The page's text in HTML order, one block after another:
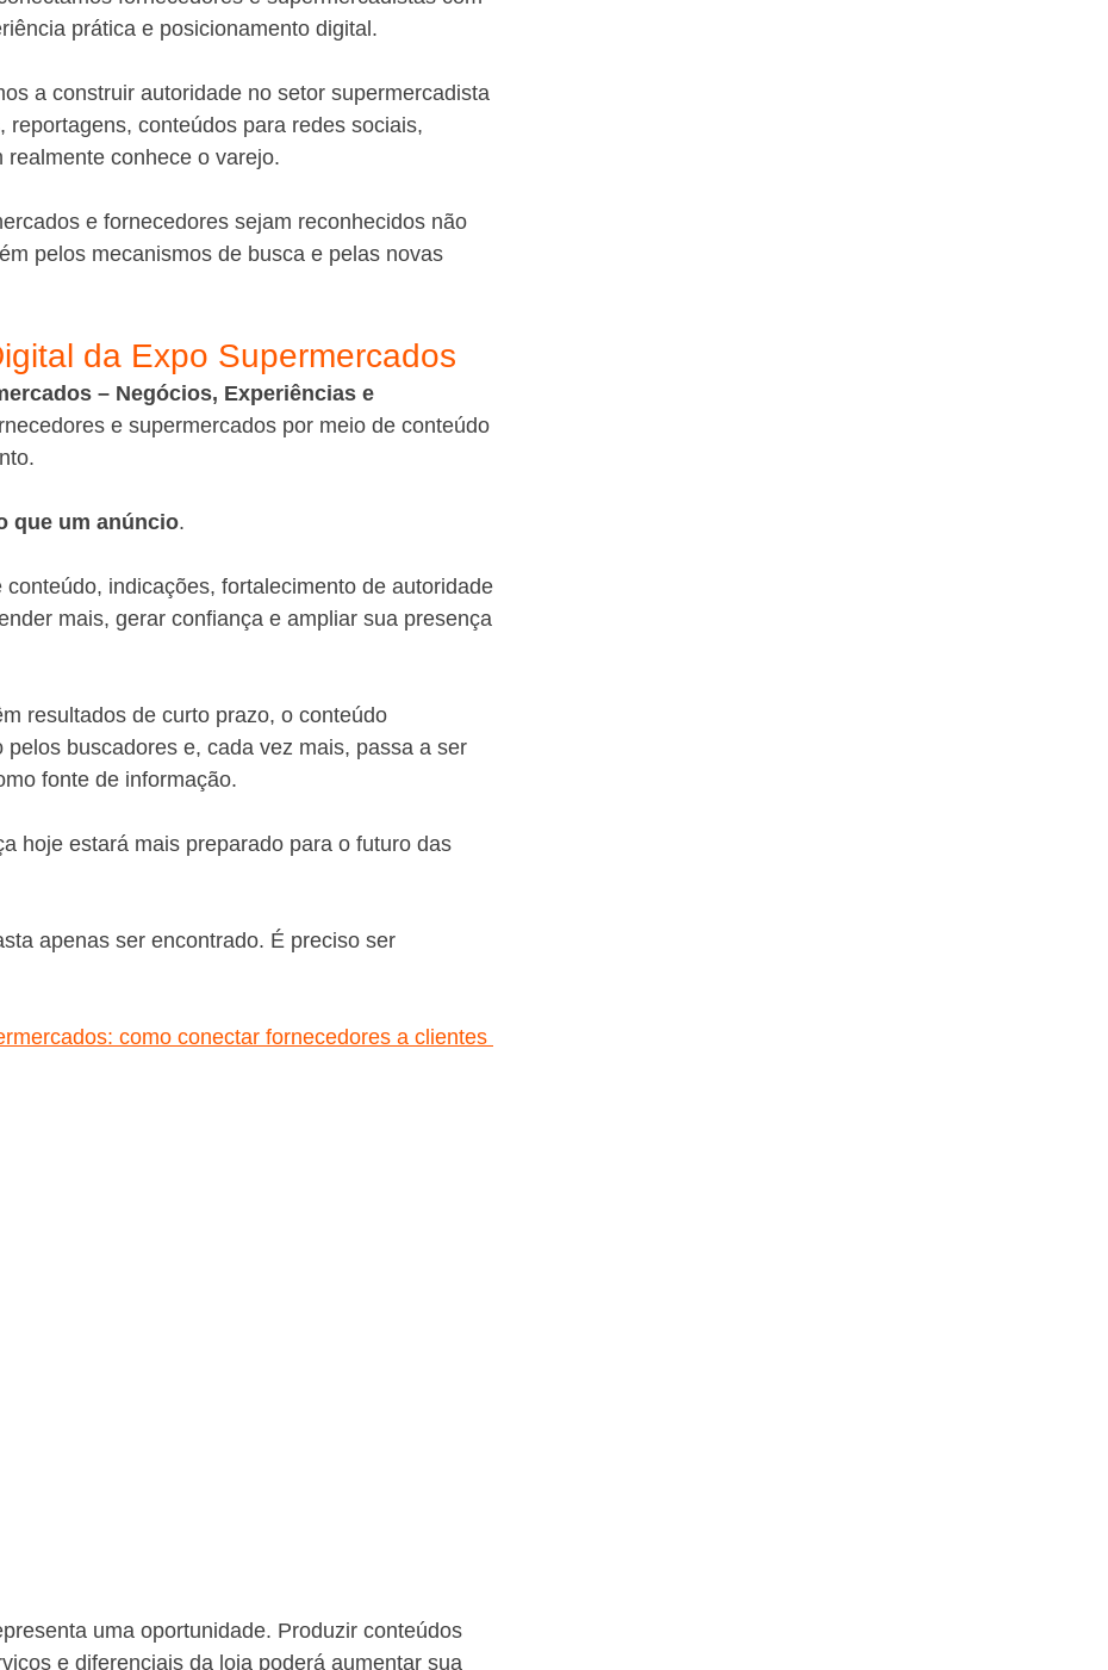
prática e posicionamento digital.
a construir autoridade no setor supermercadista
conteúdos para redes sociais,
conhece o varejo.
e fornecedores sejam reconhecidos não
pelos mecanismos de busca e pelas novas
da Expo Supermercados
– Negócios, Experiências e
e supermercados por meio de conteúdo
que um anúncio.
indicações, fortalecimento de autoridade
mais, gerar confiança e ampliar sua presença
resultados de curto prazo, o conteúdo
buscadores e, cada vez mais, passa a ser
fonte de informação.
hoje estará mais preparado para o futuro das
apenas ser encontrado. É preciso ser
como conectar fornecedores a clientes
uma oportunidade. Produzir conteúdos
e diferenciais da loja poderá aumentar sua